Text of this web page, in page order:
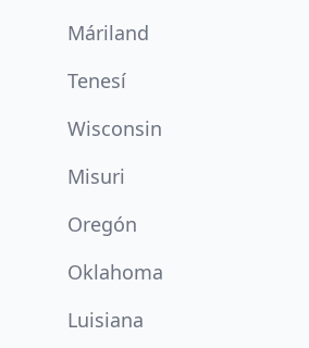
Máriland
Tenesí
Wisconsin
Misuri
Oregón
Oklahoma
Luisiana